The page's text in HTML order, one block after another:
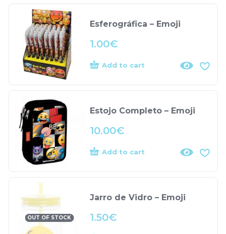
Esferográfica – Emoji
1.00€
Add to cart
Estojo Completo – Emoji
10.00€
Add to cart
OUT OF STOCK
Jarro de Vidro – Emoji
1.50€